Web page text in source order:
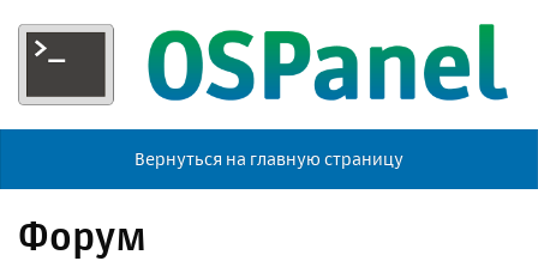
Вернуться на главную страницу
Форум